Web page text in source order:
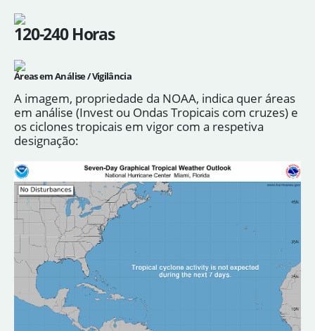
120-240 Horas
Áreas em Análise / Vigilância
A imagem, propriedade da NOAA, indica quer áreas
em análise (Invest ou Ondas Tropicais com cruzes) e
os ciclones tropicais em vigor com a respetiva
designação: